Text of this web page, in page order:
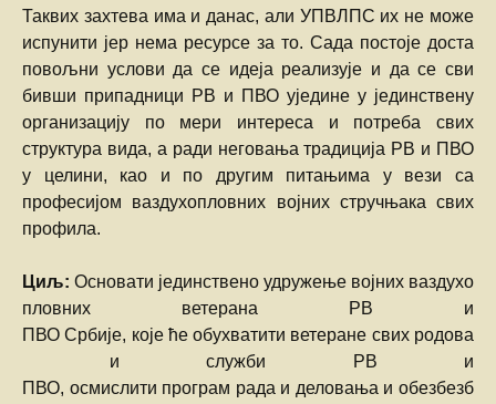
Таквих захтева има и данас, али УПВЛПС их не може
испунити јер нема ресурсе за то. Сада постоје доста
повољни услови да се идеја реализује и да се сви
бивши припадници РВ и ПВО уједине у јединствену
организацију по мери интереса и потреба свих
структура вида, а ради неговања традиција РВ и ПВО
у целини, као и по другим питањима у вези са
професијом ваздухопловних војних стручњака свих
профила.
Циљ: Основати јединствено удружење војних ваздухо
пловних ветерана РВ и
ПВО Србије, које ће обухватити ветеране свих родова
и служби РВ и
ПВО, осмислити програм рада и деловања и обезбезб